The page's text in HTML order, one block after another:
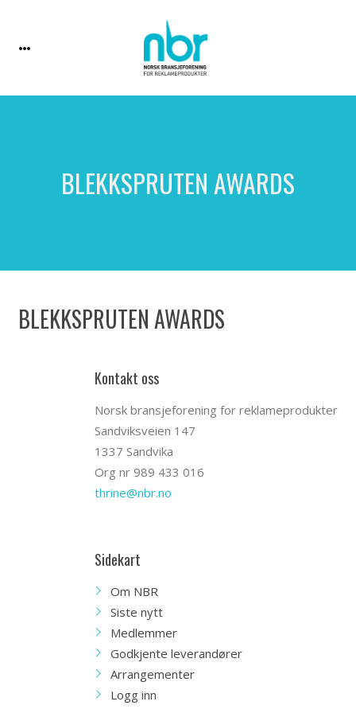
BLEKKSPRUTEN AWARDS
BLEKKSPRUTEN AWARDS
Kontakt oss
Norsk bransjeforening for reklameprodukter
Sandviksveien 147
1337 Sandvika
Org nr 989 433 016
thrine@nbr.no
Sidekart
Om NBR
Siste nytt
Medlemmer
Godkjente leverandører
Arrangementer
Logg inn